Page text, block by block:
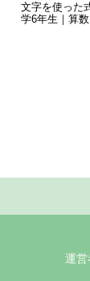
文字を使った
学6年生｜算
運営